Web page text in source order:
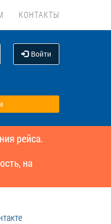
КОНТАКТЫ
Войти
рейса.
на